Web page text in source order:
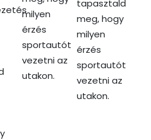
milyen
érzés
sportautót
vezetni az
utakon.
tapasztald
meg, hogy
milyen
érzés
sportautót
vezetni az
utakon.